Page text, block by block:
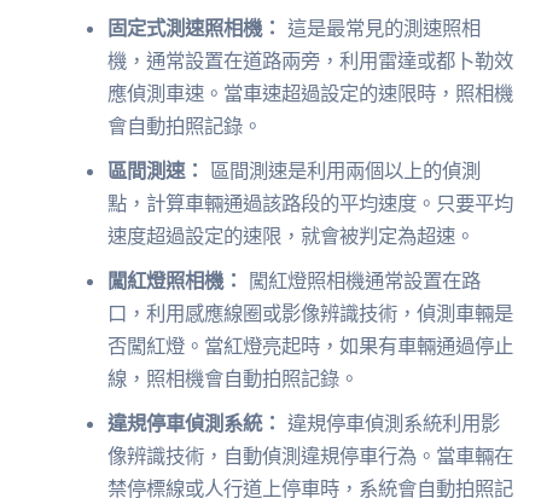
固定式測速照相機： 這是最常見的測速照相
機，通常設置在道路兩旁，利用雷達或都卜勒效
應偵測車速。當車速超過設定的速限時，照相機
會自動拍照記錄。
區間測速： 區間測速是利用兩個以上的偵測
點，計算車輛通過該路段的平均速度。只要平均
速度超過設定的速限，就會被判定為超速。
闖紅燈照相機：
闖紅燈照相機通常設置在路
口，利用感應線圈或影像辨識技術，偵測車輛是
否闖紅燈。當紅燈亮起時，如果有車輛通過停止
線，照相機會自動拍照記錄。
違規停車偵測系統： 違規停車偵測系統利用影
像辨識技術，自動偵測違規停車行為。當車輛在
禁停標線或人行道上停車時，系統會自動拍照記